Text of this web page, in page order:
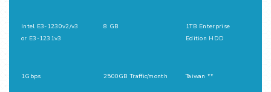
Intel E3-1230v2/v3
or E3-1231v3
8 GB
1TB Enterprise
Edition HDD
1Gbps 2500GB Traffic/month Taiwan **